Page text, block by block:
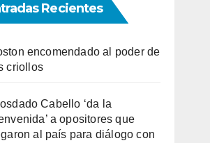
Recientes
encomendado al poder de
criollos
Cabello ‘da la
a opositores que
al país para diálogo con